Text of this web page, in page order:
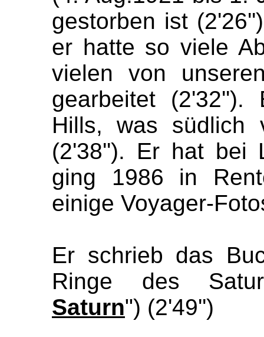
gestorben ist
er hatte so viele
vielen von
gearbeitet
Hills, was südlich
(2'38''). Er hat bei
ging 1986 in
einige Voyager-
Er schrieb das
Ringe des
Saturn") (2'49'')